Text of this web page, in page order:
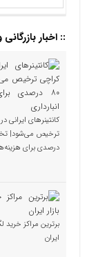
:: اخبار
کانتینرهای ایرانی
درصدی برای
برترین مراکز خرید
ایران